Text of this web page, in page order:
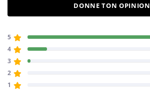
DONNE TON OPINION
5
4
3
2
1